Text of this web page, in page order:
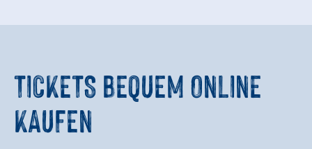
TICKETS BEQUEM ONLINE
KAUFEN